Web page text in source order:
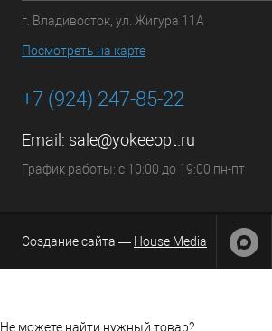
г. Владивосток, ул. Жигура 11А
Посмотреть на карте
+7 (924) 247-85-22
Email: sale@yokeeopt.ru
График работы: с 10:00 до 19:00 пн-пт
Создание сайта — House Media
Не можете найти нужный товар?